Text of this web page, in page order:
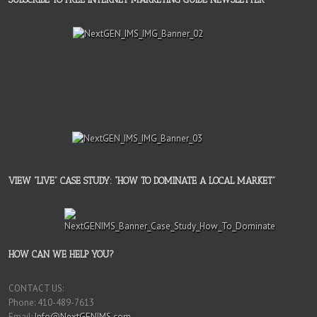
VIEW “LIVE” CASE STUDY: “HOW TO DOMINATE A LOCAL MARKET”
HOW CAN WE HELP YOU?
CONTACT US:
Phone: 410-489-7613